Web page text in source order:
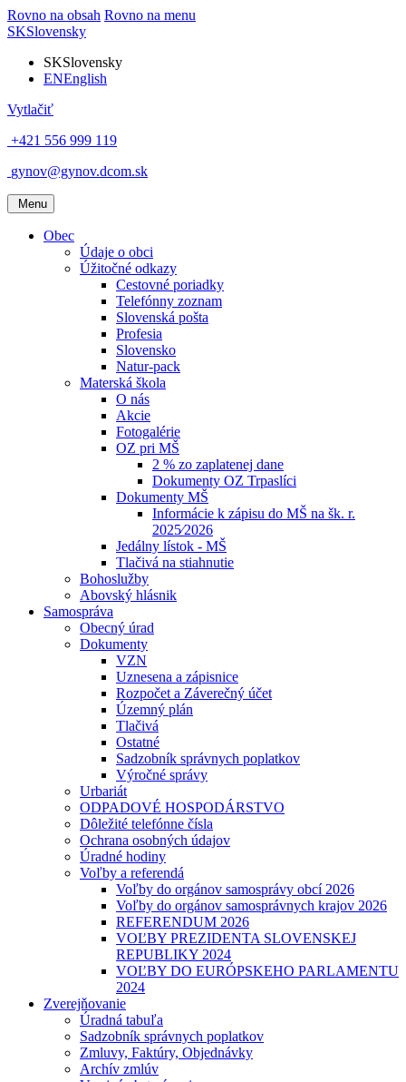
Rovno na obsah Rovno na menu
SKSlovensky
SKSlovensky
ENEnglish
Vytlačiť
+421 556 999 119
gynov@gynov.dcom.sk
Menu
Obec
Údaje o obci
Úžitočné odkazy
Cestovné poriadky
Telefónny zoznam
Slovenská pošta
Profesia
Slovensko
Natur-pack
Materská škola
O nás
Akcie
Fotogalérie
OZ pri MŠ
2 % zo zaplatenej dane
Dokumenty OZ Trpaslíci
Dokumenty MŠ
Informácie k zápisu do MŠ na šk. r.
2025⁄2026
Jedálny lístok - MŠ
Tlačivá na stiahnutie
Bohoslužby
Abovský hlásnik
Samospráva
Obecný úrad
Dokumenty
VZN
Uznesena a zápisnice
Rozpočet a Záverečný účet
Územný plán
Tlačivá
Ostatné
Sadzobník správnych poplatkov
Výročné správy
Urbariát
ODPADOVÉ HOSPODÁRSTVO
Dôležité telefónne čísla
Ochrana osobných údajov
Úradné hodiny
Voľby a referendá
Voľby do orgánov samosprávy obcí 2026
Voľby do orgánov samosprávnych krajov 2026
REFERENDUM 2026
VOĽBY PREZIDENTA SLOVENSKEJ
REPUBLIKY 2024
VOĽBY DO EURÓPSKEHO PARLAMENTU
2024
Zverejňovanie
Úradná tabuľa
Sadzobník správnych poplatkov
Zmluvy, Faktúry, Objednávky
Archív zmlúv